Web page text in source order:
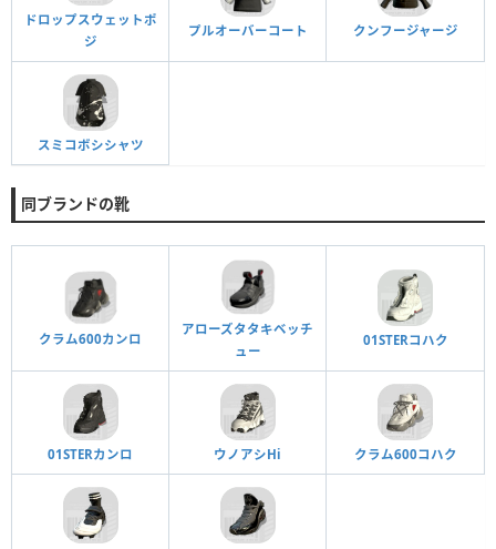
ドロップスウェットポ
ジ
プルオーバーコート クンフージャージ
スミコボシシャツ
同ブランドの靴
クラム600カンロ
アローズタタキベッチ
ュー
01STERコハク
01STERカンロ ウノアシHi クラム600コハク